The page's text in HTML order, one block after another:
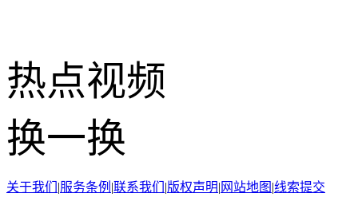
热点视频
换一换
关于我们 |服务条例 |联系我们 |版权声明| 网站地图 |线索提交